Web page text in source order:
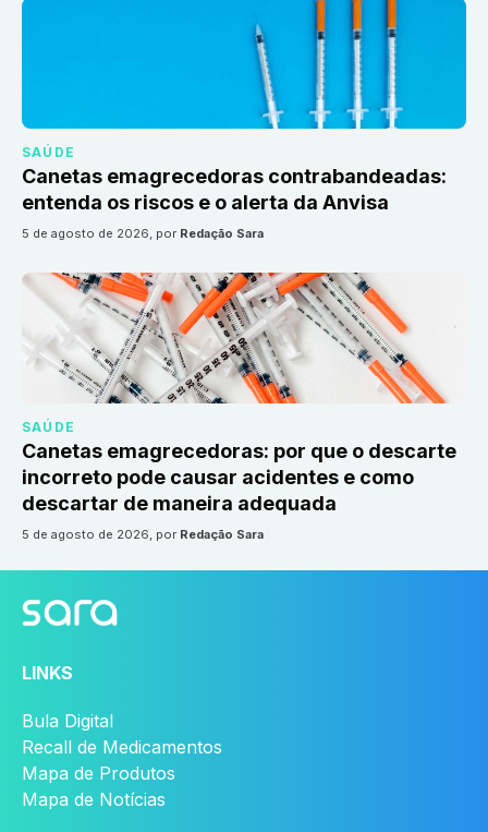
SAÚDE
Canetas emagrecedoras contrabandeadas:
entenda os riscos e o alerta da Anvisa
5 de agosto de 2026, por Redação Sara
SAÚDE
Canetas emagrecedoras: por que o descarte
incorreto pode causar acidentes e como
descartar de maneira adequada
5 de agosto de 2026, por Redação Sara
LINKS
Bula Digital
Recall de Medicamentos
Mapa de Produtos
Mapa de Notícias